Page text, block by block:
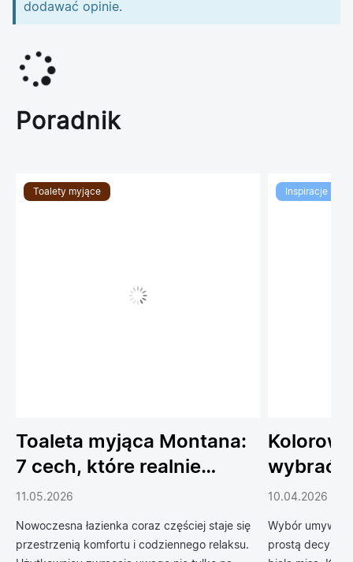
dodawać opinie.
Poradnik
Toalety myjące
Toaleta myjąca Montana:
7 cech, które realnie
podnoszą komfort
codziennego życia
11.05.2026
Nowoczesna łazienka coraz częściej staje się
przestrzenią komfortu i codziennego relaksu.
Inspiracje
wybrać
do
10.04.2026
Wybór
prostą decyzją